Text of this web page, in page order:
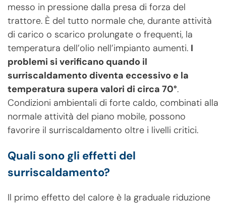
messo in pressione dalla presa di forza del
trattore. È del tutto normale che, durante attività
di carico o scarico prolungate o frequenti, la
temperatura dell’olio nell’impianto aumenti. I
problemi si verificano quando il
surriscaldamento diventa eccessivo e la
temperatura supera valori di circa 70°.
Condizioni ambientali di forte caldo, combinati alla
normale attività del piano mobile, possono
favorire il surriscaldamento oltre i livelli critici.
Quali sono gli effetti del
surriscaldamento?
Il primo effetto del calore è la graduale riduzione